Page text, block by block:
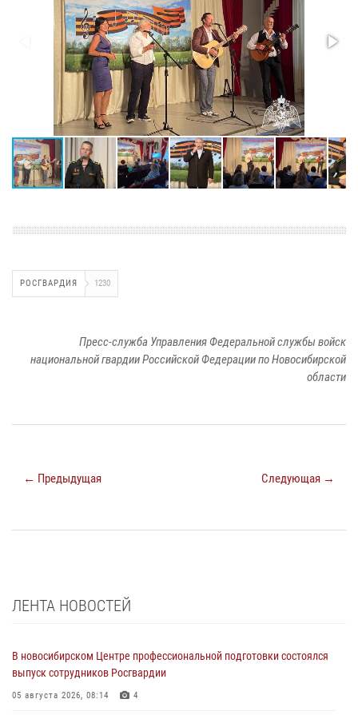
РОСГВАРДИЯ 1230
Пресс-служба Управления Федеральной службы войск
национальной гвардии Российской Федерации по Новосибирской
области
← Предыдущая Следующая →
ЛЕНТА НОВОСТЕЙ
В новосибирском Центре профессиональной подготовки состоялся
выпуск сотрудников Росгвардии
05 августа 2026, 08:14 4